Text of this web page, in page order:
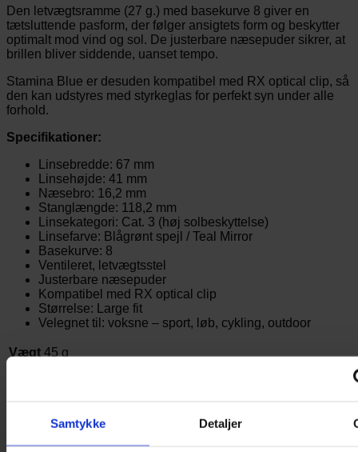
Samtykke Detaljer
Den letvægtsramme (27 g.) med basekurve 8 giver en
tætsluttende pasform, der følger ansigtets form og beskytter
optimalt mod vind og sol. De justerbare næsepuder sikrer, at
brillen bliver siddende, uanset tempo.
Stamina Blue er desuden kompatibel med RX optical clip, så
den kan udstyres med styrkeglas for perfekt syn under alle
forhold.
Specifikationer:
Linsebredde: 67 mm
Linsehøjde: 41 mm
Næsebro: 16,2 mm
Stanglængde: 118,2 mm
Linsekategori: Cat. 3 (høj solbeskyttelse)
Linsefarve: Blågrønt spejl / Teal Mirror
Basekurve: 8
Ventileret, letvægtsstel
Justerbare næsepuder
Kompatibel med RX optical clip
Størrelse: Large fit
Velegnet til: voksne – sport, løb, cykling, outdoor
Vægt 45 g